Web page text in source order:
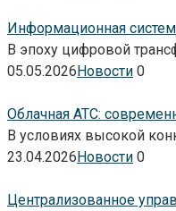
Информационная
В эпоху цифровой
05.05.2026Новости 0
Облачная АТС:
В условиях высокой
23.04.2026Новости 0
Централизованное